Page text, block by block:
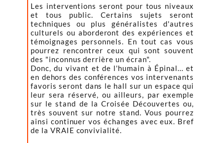
Les interventions seront pour tous niveaux
et tous public. Certains sujets seront
techniques ou plus généralistes d'autres
culturels ou aborderont des expériences et
témoignages personnels. En tout cas vous
pourrez rencontrer ceux qui sont souvent
des "inconnus derrière un écran".
Donc, du vivant et de l'humain à Épinal... et
en dehors des conférences vos intervenants
favoris seront dans le hall sur un espace qui
leur sera réservé, ou ailleurs, par exemple
sur le stand de la Croisée Découvertes ou,
très souvent sur notre stand. Vous pourrez
ainsi continuer vos échanges avec eux. Bref
de la VRAIE convivialité.